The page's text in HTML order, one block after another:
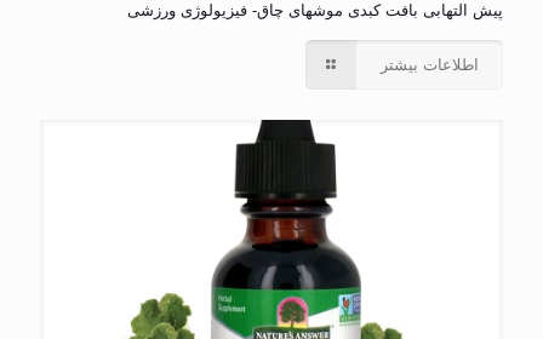
پیش التهابی بافت کبدی موشهای چاق- فیزیولوژی ورزشی
اطلاعات بیشتر